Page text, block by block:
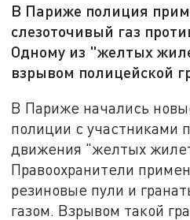
В Париже полиция
слезоточивый газ
Одному из "желтых
взрывом полицейской
В Париже начались
полиции с участниками
движения "желтых
Правоохранители
резиновые пули и
газом. Взрывом такой